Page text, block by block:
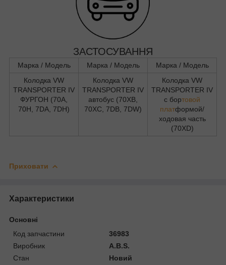
ЗАСТОСУВАННЯ
Марка / Модель Марка / Модель
Марка / Модель
Колодка VW
TRANSPORTER IV
ФУРГОН (70A,
70H, 7DA, 7DH)
Колодка VW
TRANSPORTER IV
автобус (70XB,
70XC, 7DB, 7DW)
Колодка VW
TRANSPORTER IV
c бортовой
платформой/
ходовая часть
(70XD)
Приховати
Характеристики
Основні
Код запчастини
36983
Виробник
A.B.S.
Стан
Новий